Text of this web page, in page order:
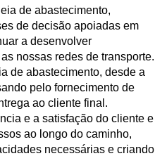
de abastecimento,
de decisão apoiadas em
a desenvolver
nossas redes de transporte.
de abastecimento, desde a
pelo fornecimento de
ao cliente final.
e a satisfação do cliente e
ao longo do caminho,
necessárias e criando